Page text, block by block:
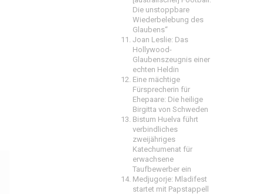
Die unstoppbare
Wiederbelebung des
Glaubens“
Joan Leslie: Das
Hollywood-
Glaubenszeugnis einer
echten Heldin
Eine mächtige
Fürsprecherin für
Ehepaare: Die heilige
Birgitta von Schweden
Bistum Huelva führt
verbindliches
zweijähriges
Katechumenat für
erwachsene
Taufbewerber ein
Medjugorje: Mladifest
startet mit Papstappell